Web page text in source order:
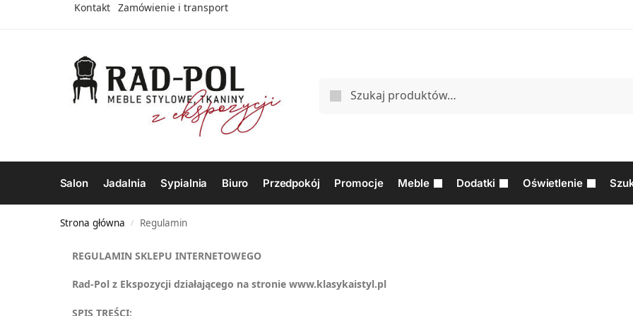
Kontakt Zamówienie i transport
Salon Jadalnia Sypialnia Biuro Przedpokój Promocje Meble Dodatki Oświetlenie
Strona główna / Regulamin
REGULAMIN SKLEPU INTERNETOWEGO
Rad-Pol z Ekspozycji działającego na stronie www.klasykaistyl.pl
SPIS TREŚCI: